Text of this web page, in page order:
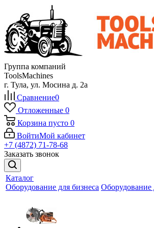
Группа компаний
ToolsMachines
г. Тула, ул. Мосина д. 2а
Сравнение0
Отложенные 0
Корзина пусто 0
ВойтиМой кабинет
+7 (4872) 71-78-68
Заказать звонок
Каталог
Оборудование для бизнеса Оборудование